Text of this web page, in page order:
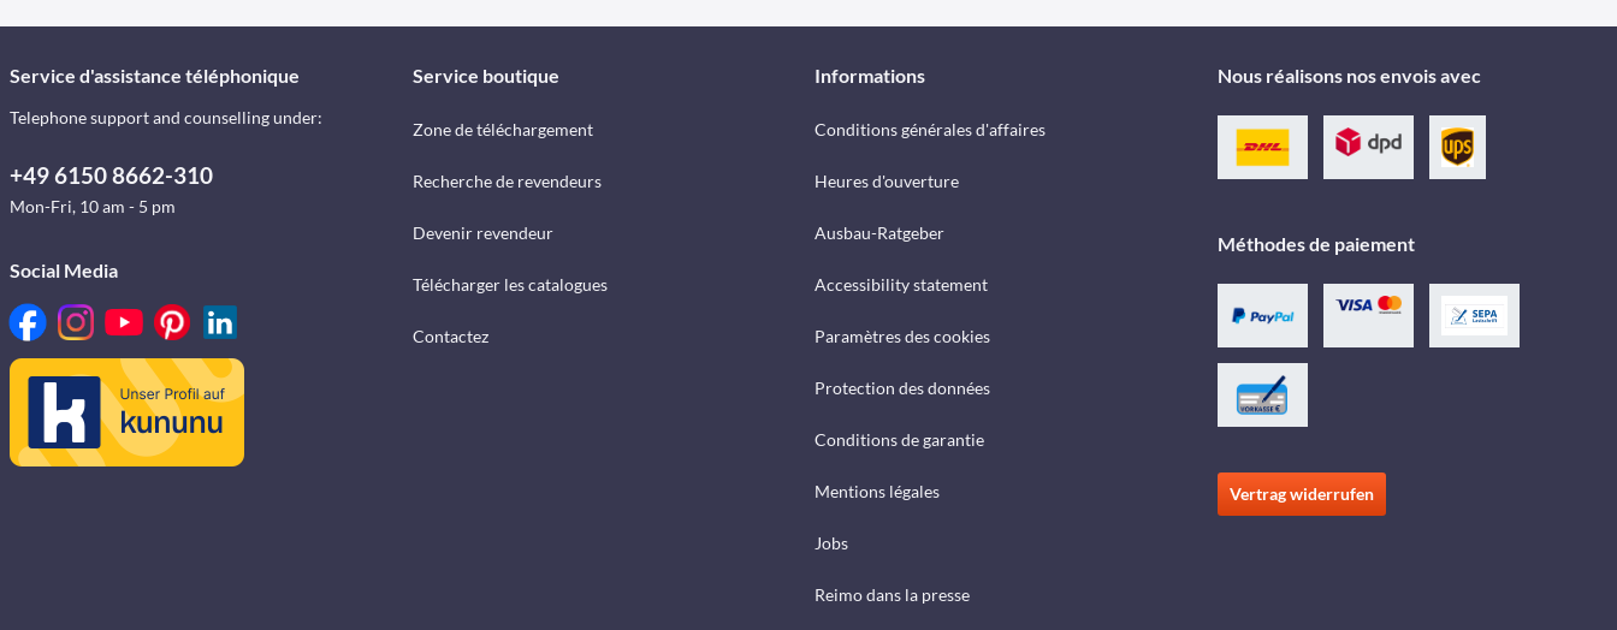
Service d'assistance téléphonique
Telephone support and counselling under:
+49 6150 8662-310
Mon-Fri, 10 am - 5 pm
Social Media
Service boutique
Zone de téléchargement
Recherche de revendeurs
Devenir revendeur
Télécharger les catalogues
Contactez
Informations
Conditions générales d'affaires
Heures d'ouverture
Ausbau-Ratgeber
Accessibility statement
Paramètres des cookies
Protection des données
Conditions de garantie
Mentions légales
Jobs
Reimo dans la presse
Nous réalisons nos envois avec
Méthodes de paiement
Vertrag widerrufen